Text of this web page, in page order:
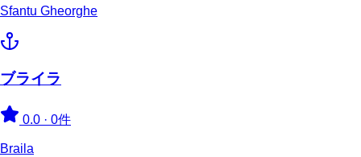
Sfantu Gheorghe
ブライラ
0.0 · 0件
Braila